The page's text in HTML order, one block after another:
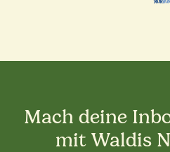
Mach deine
mit Waldis